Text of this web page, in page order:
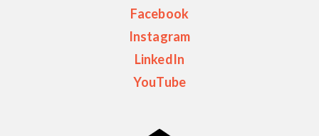
Facebook
Instagram
LinkedIn
YouTube